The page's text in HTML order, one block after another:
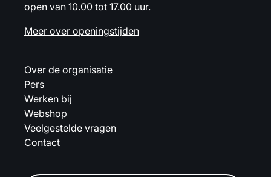
open van 10.00 tot 17.00 uur.
Meer over openingstijden
Over de organisatie
Pers
Werken bij
Webshop
Veelgestelde vragen
Contact